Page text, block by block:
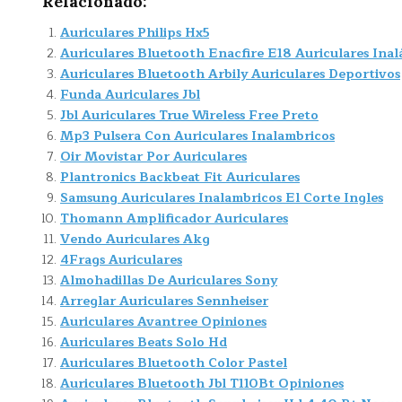
Auriculares Philips Hx5
Auriculares Bluetooth Enacfire E18 Auriculares
Auriculares Bluetooth Arbily Auriculares Deportivos
Funda Auriculares Jbl
Jbl Auriculares True Wireless Free Preto
Mp3 Pulsera Con Auriculares Inalambricos
Oir Movistar Por Auriculares
Plantronics Backbeat Fit Auriculares
Samsung Auriculares Inalambricos El Corte Ingles
Thomann Amplificador Auriculares
Vendo Auriculares Akg
4Frags Auriculares
Almohadillas De Auriculares Sony
Arreglar Auriculares Sennheiser
Auriculares Avantree Opiniones
Auriculares Beats Solo Hd
Auriculares Bluetooth Color Pastel
Auriculares Bluetooth Jbl T110Bt Opiniones